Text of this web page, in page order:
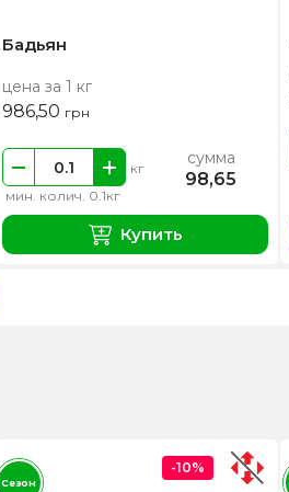
Бадьян
цена за 1 кг
986,50 грн
мин. колич. 0.1кг
кг сумма
98,65
Купить
-10%
Сезон